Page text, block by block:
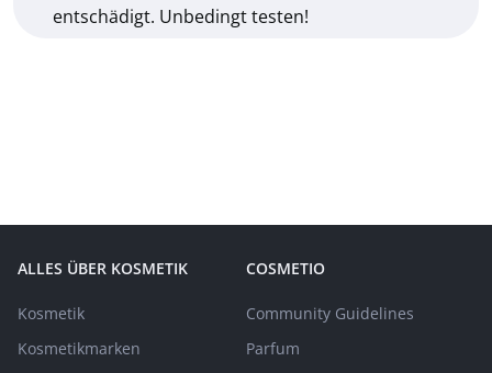
entschädigt. Unbedingt testen!
ALLES ÜBER KOSMETIK
Kosmetik
Kosmetikmarken
COSMETIO
Community Guidelines
Parfum